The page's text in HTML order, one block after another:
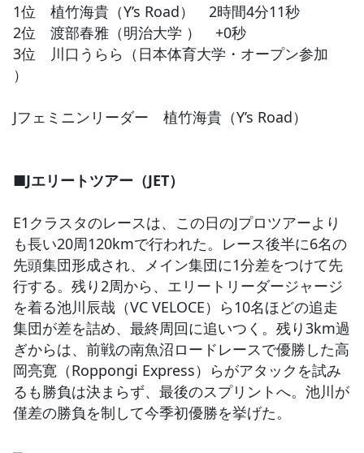
1位 植竹海貴（Y’s Road） 2時間4分11秒
2位 渡部春雅（明治大学 ） +0秒
3位 川口うらら（日本体育大学・オープン参加
）
Jフェミニンリーダー 植竹海貴（Y’s Road）
■Jエリートツアー（JET）
E1クラスタのレースは、この日のJプロツアーより
も長い20周120kmで行われた。レース後半に6名の
先頭集団形成され、メイン集団に1分差をつけて先
行する。残り2周から、エリートリーダージャージ
を着る池川辰哉（VC VELOCE）ら10名ほどの追走
集団が差を詰め、最終周回に追いつく。残り3km過
ぎからは、前戦の南魚沼ロードレースで優勝した高
岡亮寛（Roppongi Express）らがアタックを試み
るも勝負は決まらず、最後のスプリントへ。池川が
僅差の勝負を制して今季初優勝を挙げた。